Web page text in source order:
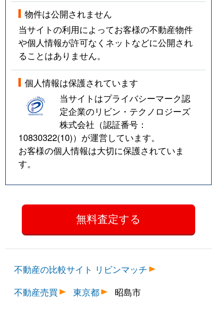
物件は公開されません
当サイトの利用によってお客様の不動産物件
や個人情報が許可なくネットなどに公開され
ることはありません。
個人情報は保護されています
当サイトはプライバシーマーク認
定企業のリビン・テクノロジーズ
株式会社（認証番号：
10830322(10)）が運営しています。
お客様の個人情報は大切に保護されていま
す。
不動産の比較サイト リビンマッチ
不動産売買
東京都 昭島市